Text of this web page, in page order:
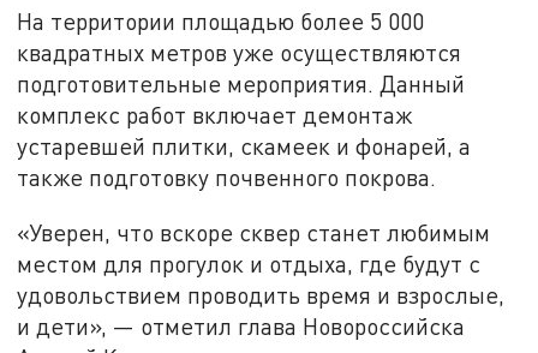
На территории площадью более 5 000
квадратных метров уже осуществляются
подготовительные мероприятия. Данный
комплекс работ включает демонтаж
устаревшей плитки, скамеек и фонарей, а
также подготовку почвенного покрова.
«Уверен, что вскоре сквер станет любимым
местом для прогулок и отдыха, где будут с
удовольствием проводить время и взрослые,
и дети», — отметил глава Новороссийска